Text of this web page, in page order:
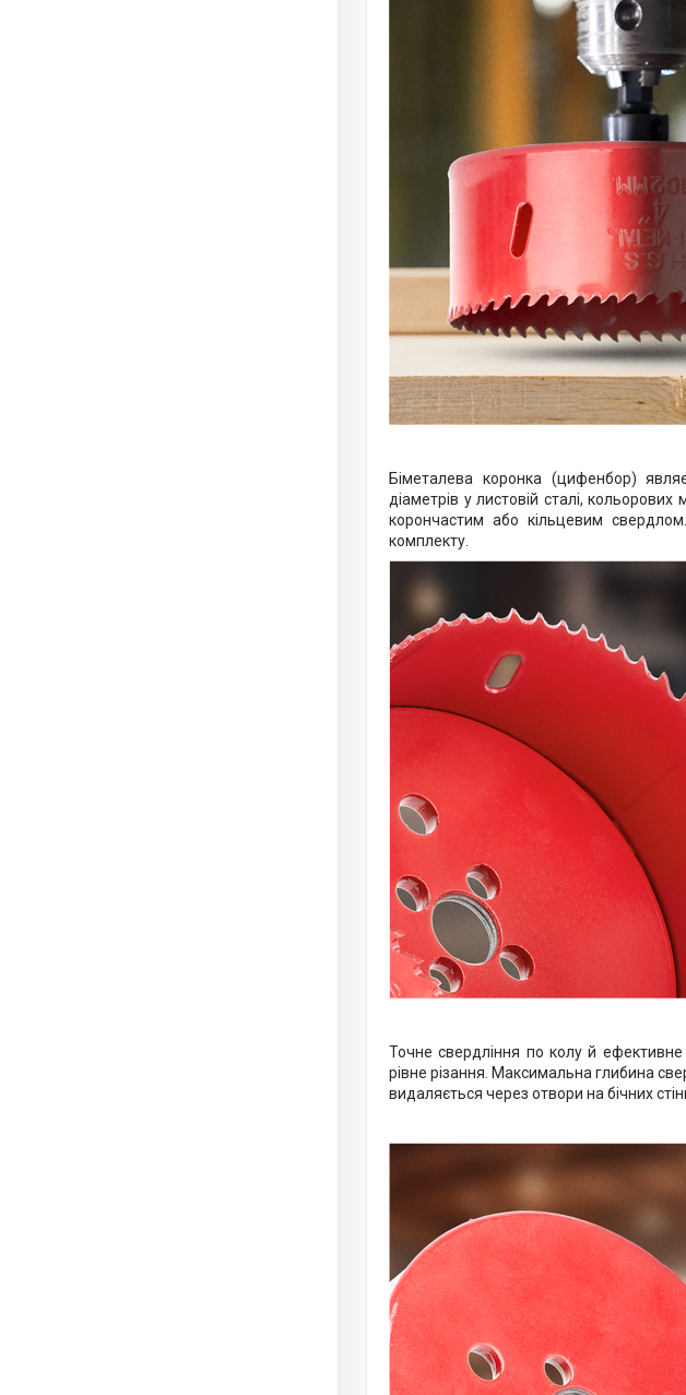
Біметалева коронка (цифенбор)
діаметрів у листовій сталі,
корончастим або кільцевим
комплекту.
Точне свердління по колу й ефективне
рівне різання. Максимальна глибина
видаляється через отвори на бічних